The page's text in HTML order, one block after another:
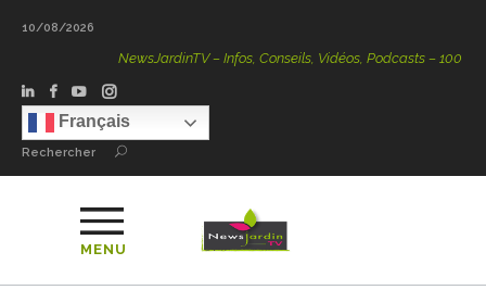
10/08/2026
NewsJardinTV – Infos, Conseils, Vidéos, Podcasts – 100 %
Français
Rechercher
MENU